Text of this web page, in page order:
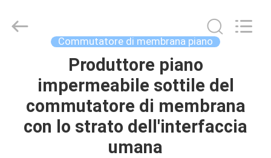
PRODOTTI
Membrane
Switch
Commutatore di membrana piano
Produttore piano
impermeabile sottile del
commutatore di membrana
con lo strato dell'interfaccia
umana